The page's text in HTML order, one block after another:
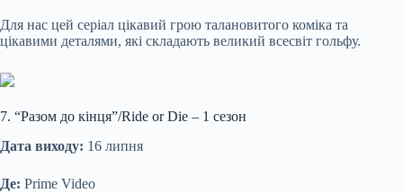
Для нас цей серіал цікавий грою талановитого коміка та
цікавими деталями, які складають великий всесвіт гольфу.
7. “Разом до кінця”/Ride or Die – 1 сезон
Дата виходу: 16 липня
Де: Prime Video